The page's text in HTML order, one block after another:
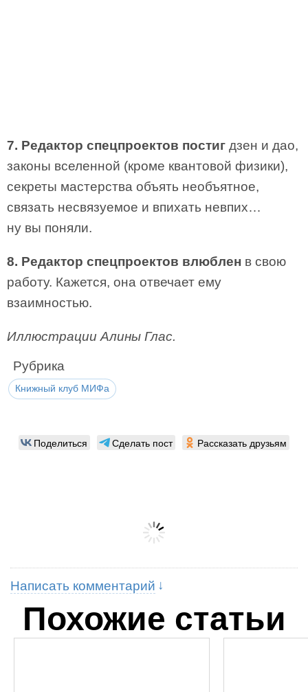
7. Редактор спецпроектов постиг дзен и дао,
законы вселенной (кроме квантовой физики),
секреты мастерства объять необъятное,
связать несвязуемое и впихать невпих…
ну вы поняли.
8. Редактор спецпроектов влюблен в свою
работу. Кажется, она отвечает ему
взаимностью.
Иллюстрации Алины Глас.
Рубрика
Книжный клуб МИФа
Поделиться Сделать пост Рассказать друзьям
Написать комментарий
Похожие статьи